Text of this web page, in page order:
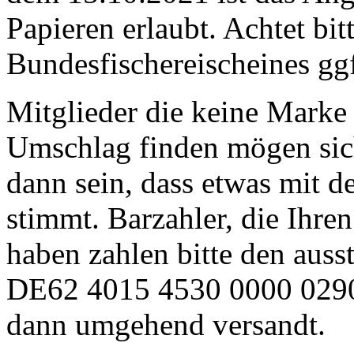
Papieren erlaubt. Achtet
Bundesfischereischeines
Mitglieder die keine
Umschlag finden mögen
dann sein, dass etwas mit
stimmt. Barzahler, die
haben zahlen bitte den
DE62 4015 4530 0000
dann umgehend versandt.